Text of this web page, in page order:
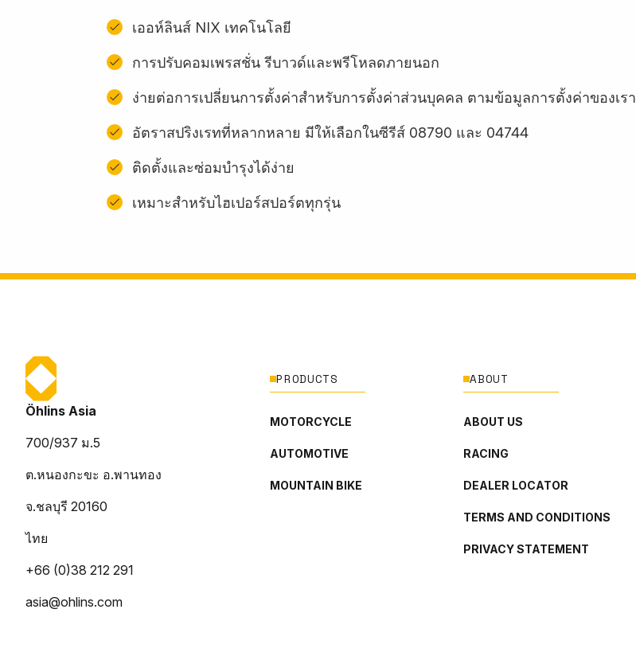
เออห์ลินส์ NIX เทคโนโลยี
การปรับคอมเพรสชั่น รีบาวด์และพรีโหลดภายนอก
ง่ายต่อการเปลี่ยนการตั้งค่าสําหรับการตั้งค่าส่วนบุคคล ตามข้อมูลการตั้งค่าของเรา
อัตราสปริงเรทที่หลากหลาย มีให้เลือกในซีรีส์ 08790 และ 04744
ติดตั้งและซ่อมบํารุงได้ง่าย
เหมาะสำหรับไฮเปอร์สปอร์ตทุกรุ่น
Öhlins Asia
700/937 ม.5
ต.หนองกะขะ อ.พานทอง
จ.ชลบุรี 20160
ไทย
+66 (0)38 212 291
asia@ohlins.com
PRODUCTS
MOTORCYCLE
AUTOMOTIVE
MOUNTAIN BIKE
ABOUT
ABOUT US
RACING
DEALER LOCATOR
TERMS AND CONDITIONS
PRIVACY STATEMENT